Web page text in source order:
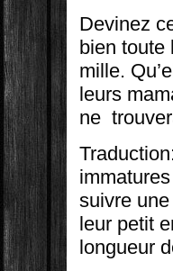
Devinez
bien
mille.
leurs
ne
suivre
leur petit
longueur